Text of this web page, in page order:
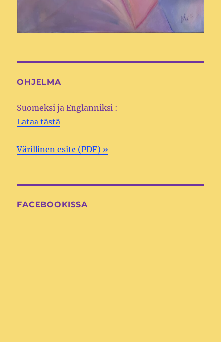
OHJELMA
Suomeksi ja Englanniksi :
Lataa tästä
Värillinen esite (PDF) »
FACEBOOKISSA